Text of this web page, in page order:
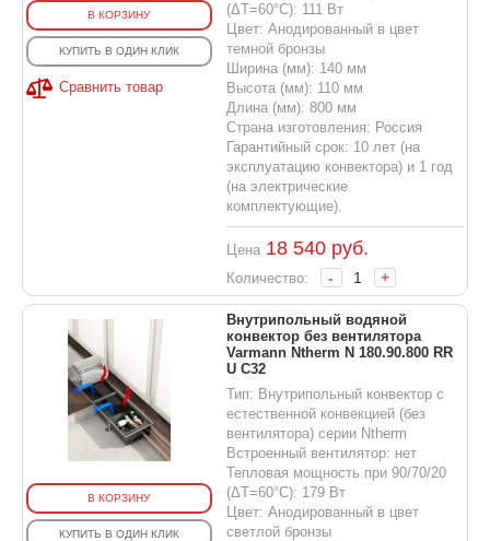
В КОРЗИНУ
КУПИТЬ В ОДИН КЛИК
Сравнить товар
(ΔT=60°C): 111 Вт
Цвет: Анодированный в цвет
темной бронзы
Ширина (мм): 140 мм
Высота (мм): 110 мм
Длина (мм): 800 мм
Страна изготовления: Россия
Гарантийный срок: 10 лет (на
эксплуатацию конвектора) и 1 год
(на электрические
комплектующие).
Цена 18 540руб.
Количество: - +
В КОРЗИНУ
КУПИТЬ В ОДИН КЛИК
Внутрипольный водяной
конвектор без вентилятора
Varmann Ntherm N 180.90.800 RR
U C32
Тип: Внутрипольный конвектор с
естественной конвекцией (без
вентилятора) серии Ntherm
Встроенный вентилятор: нет
Тепловая мощность при 90/70/20
(ΔT=60°C): 179 Вт
Цвет: Анодированный в цвет
светлой бронзы